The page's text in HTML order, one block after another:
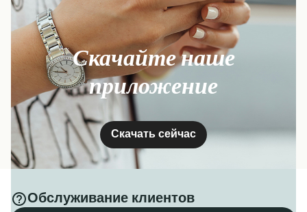
Скачайте наше
приложение
Скачать сейчас
Обслуживание клиентов